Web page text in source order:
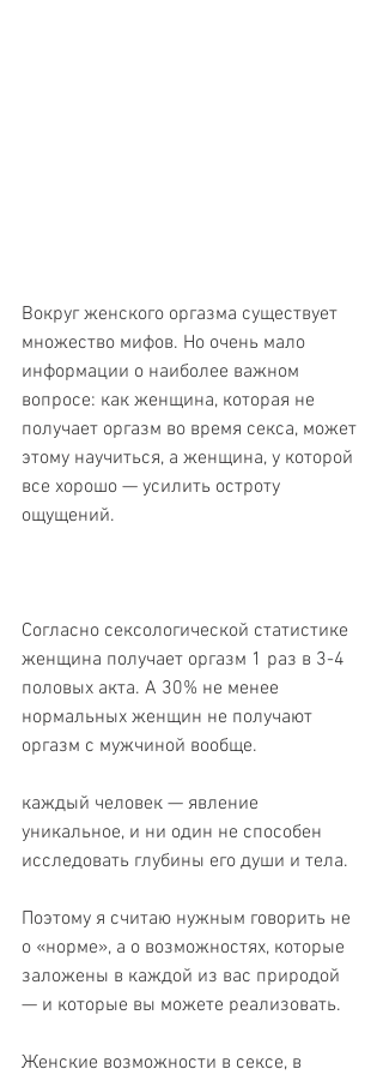
Вокруг женского оргазма существует
множество мифов. Но очень мало
информации о наиболее важном
вопросе: как женщина, которая не
получает оргазм во время секса, может
этому научиться, а женщина, у которой
все хорошо — усилить остроту
ощущений.
Согласно сексологической статистике
женщина получает оргазм 1 раз в 3-4
половых акта. А 30% не менее
нормальных женщин не получают
оргазм с мужчиной вообще.
каждый человек — явление
уникальное, и ни один не способен
исследовать глубины его души и тела.
Поэтому я считаю нужным говорить не
о «норме», а о возможностях, которые
заложены в каждой из вас природой
— и которые вы можете реализовать.
Женские возможности в сексе, в